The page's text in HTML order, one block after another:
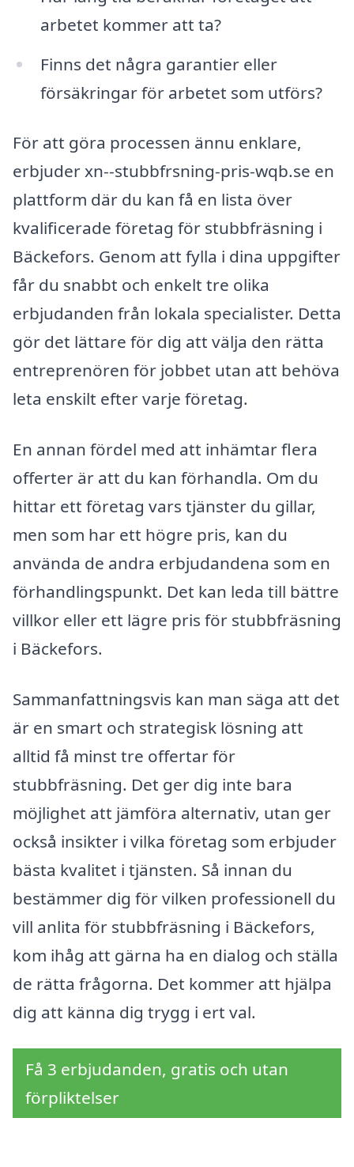
arbetet kommer att ta?
Finns det några garantier eller
försäkringar för arbetet som utförs?
För att göra processen ännu enklare,
erbjuder xn--stubbfrsning-pris-wqb.se en
plattform där du kan få en lista över
kvalificerade företag för stubbfräsning i
Bäckefors. Genom att fylla i dina uppgifter
får du snabbt och enkelt tre olika
erbjudanden från lokala specialister. Detta
gör det lättare för dig att välja den rätta
entreprenören för jobbet utan att behöva
leta enskilt efter varje företag.
En annan fördel med att inhämtar flera
offerter är att du kan förhandla. Om du
hittar ett företag vars tjänster du gillar,
men som har ett högre pris, kan du
använda de andra erbjudandena som en
förhandlingspunkt. Det kan leda till bättre
villkor eller ett lägre pris för stubbfräsning
i Bäckefors.
Sammanfattningsvis kan man säga att det
är en smart och strategisk lösning att
alltid få minst tre offertar för
stubbfräsning. Det ger dig inte bara
möjlighet att jämföra alternativ, utan ger
också insikter i vilka företag som erbjuder
bästa kvalitet i tjänsten. Så innan du
bestämmer dig för vilken professionell du
vill anlita för stubbfräsning i Bäckefors,
kom ihåg att gärna ha en dialog och ställa
de rätta frågorna. Det kommer att hjälpa
dig att känna dig trygg i ert val.
Få 3 erbjudanden, gratis och utan
förpliktelser